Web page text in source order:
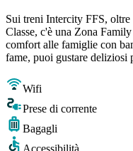
Sui treni Intercity FFS,
Classe, c'è una Zona
comfort alle famiglie con
fame, puoi gustare deliziosi
Wifi
Prese di corrente
Bagagli
Accessibilità